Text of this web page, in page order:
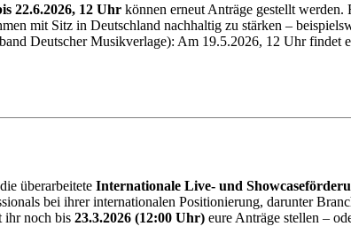
22.6.2026, 12 Uhr können erneut Anträge gestellt
mit Sitz in Deutschland nachhaltig zu stärken –
Deutscher Musikverlage): Am 19.5.2026, 12 Uhr findet
überarbeitete Internationale Live- und
bei ihrer internationalen Positionierung, darunter
ihr noch bis 23.3.2026 (12:00 Uhr) eure Anträge stellen –